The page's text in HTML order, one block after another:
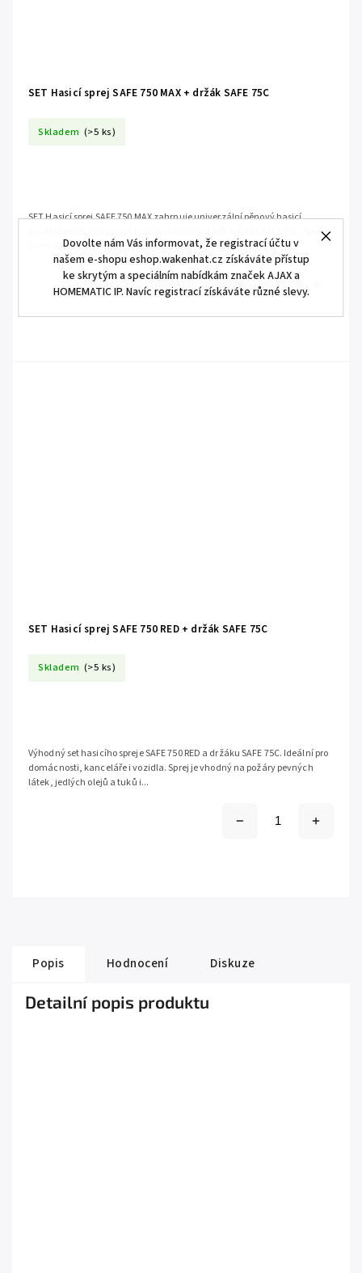
Dovolte nám Vás informovat, že registrací účtu v
našem e-shopu eshop.wakenhat.cz získáváte přístup
ke skrytým a speciálním nabídkám značek AJAX a
HOMEMATIC IP. Navíc registrací získáváte různé slevy.
SET Hasicí sprej SAFE 750 MAX + držák SAFE 75C
Skladem (>5 ks)
SET Hasicí sprej SAFE 750 MAX zahrnuje univerzální pěnový hasicí
prostředek ideální pro rychlou eliminaci požárů a držák SAFE 75C. Sprej
účinně hasí různé typy požárů včetně...
SET Hasicí sprej SAFE 750 RED + držák SAFE 75C
Skladem (>5 ks)
Výhodný set hasicího spreje SAFE 750 RED a držáku SAFE 75C. Ideální pro
domácnosti, kanceláře i vozidla. Sprej je vhodný na požáry pevných
látek, jedlých olejů a tuků i...
Popis Hodnocení Diskuze
Detailní popis produktu